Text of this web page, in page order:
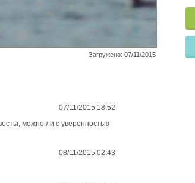
Загружено: 07/11/2015
07/11/2015 18:52
можно ли с уверенностью
08/11/2015 02:43